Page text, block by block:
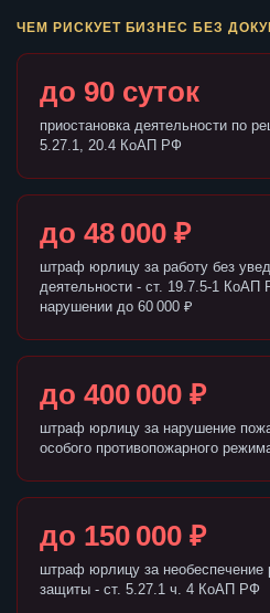
ЧЕМ РИСКУЕТ БИЗНЕС БЕЗ
до 90 суток
приостановка деятельности по
5.27.1, 20.4 КоАП РФ
до 48 000 ₽
штраф юрлицу за работу без
деятельности - ст. 19.7.5-1 КоАП
нарушении до 60 000 ₽
до 400 000 ₽
штраф юрлицу за нарушение
особого противопожарного
до 150 000 ₽
штраф юрлицу за необеспечение
защиты - ст. 5.27.1 ч. 4 КоАП РФ